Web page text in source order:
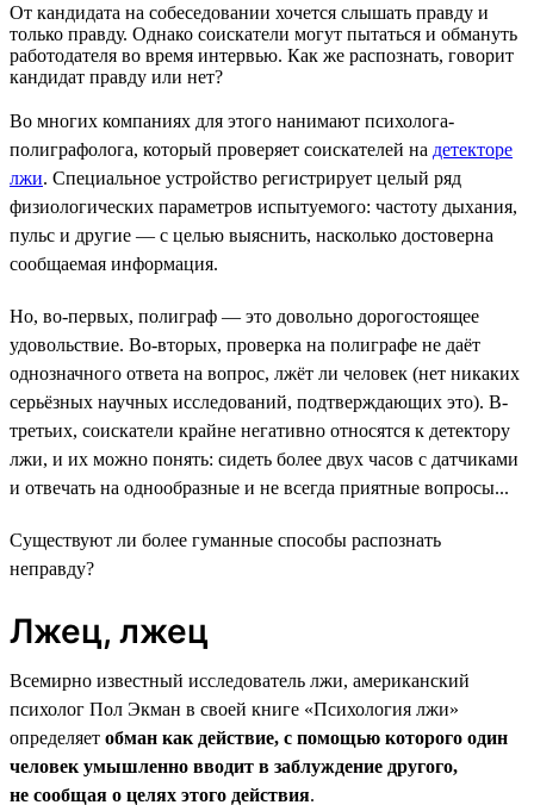
От кандидата на собеседовании хочется слышать правду и
только правду. Однако соискатели могут пытаться и обмануть
работодателя во время интервью. Как же распознать, говорит
кандидат правду или нет?
Во многих компаниях для этого нанимают психолога-
полиграфолога, который проверяет соискателей на детекторе
лжи. Специальное устройство регистрирует целый ряд
физиологических параметров испытуемого: частоту дыхания,
пульс и другие — с целью выяснить, насколько достоверна
сообщаемая информация.
Но, во-первых, полиграф — это довольно дорогостоящее
удовольствие. Во-вторых, проверка на полиграфе не даёт
однозначного ответа на вопрос, лжёт ли человек (нет никаких
серьёзных научных исследований, подтверждающих это). В-
третьих, соискатели крайне негативно относятся к детектору
лжи, и их можно понять: сидеть более двух часов с датчиками
и отвечать на однообразные и не всегда приятные вопросы...
Существуют ли более гуманные способы распознать
неправду?
Лжец, лжец
Всемирно известный исследователь лжи, американский
психолог Пол Экман в своей книге «Психология лжи»
определяет обман как действие, с помощью которого один
человек умышленно вводит в заблуждение другого,
не сообщая о целях этого действия.